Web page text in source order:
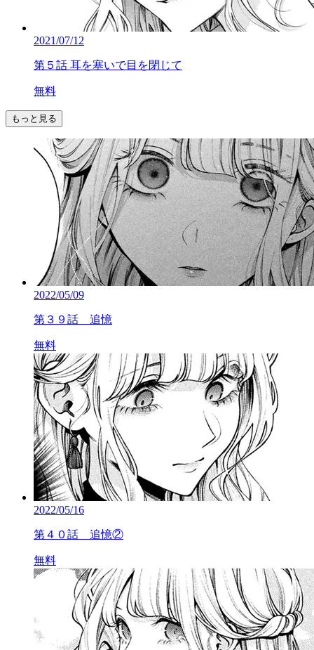
2021/07/12
第５話 耳を塞いで目を閉じて
無料
もっと見る
2022/05/09
第３９話 追憶
無料
2022/05/16
第４０話 追憶②
無料